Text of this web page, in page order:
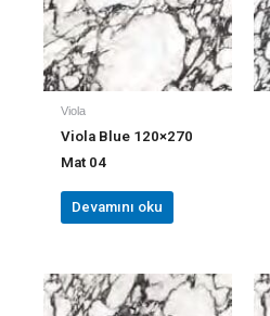
Viola
Viola Blue 120×270
Mat 04
Devamını oku